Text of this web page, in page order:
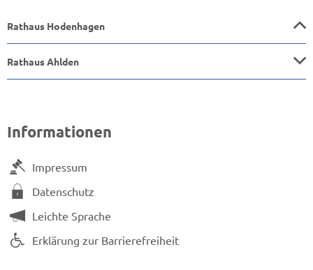
Rathaus Hodenhagen
Rathaus Ahlden
Informationen
Impressum
Datenschutz
Leichte Sprache
Erklärung zur Barrierefreiheit